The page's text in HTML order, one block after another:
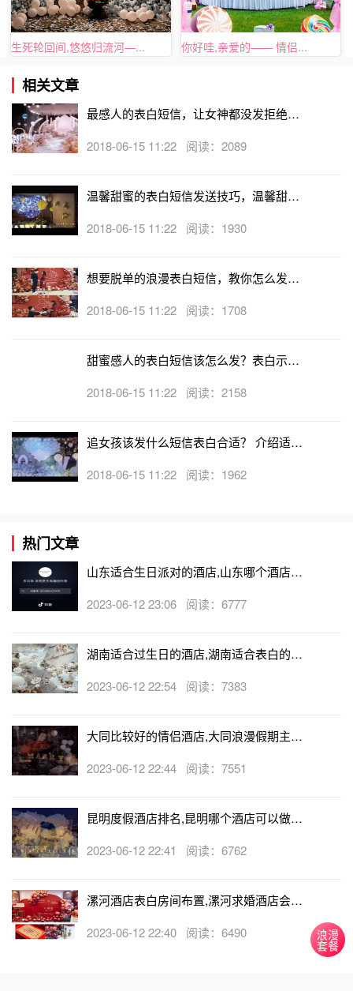
表白示爱短信大全
听你那熟悉的声音，其实真正想拨通的只是自己心底的一根
弦。
9.我想说可又怕你生气，于是还是让它代表我的心声吧，天
鹅飞去鸟不回，良字去头双人陪;受受又又不是爱，您无心
10.轻轻的风，轻轻的雨，轻轻的脚步走近你;轻轻地说，轻
生死轮回间,悠悠归流河—... 你好哇,亲爱的—— 情侣...
相关文章
最感人的表白短信，让女神都没发拒绝的
2018-06-15 11:22 阅读：2089
温馨甜蜜的表白短信发送技巧，温馨甜蜜
2018-06-15 11:22 阅读：1930
想要脱单的浪漫表白短信，教你怎么发表
2018-06-15 11:22 阅读：1708
甜蜜感人的表白短信该怎么发？表白示爱
2018-06-15 11:22 阅读：2158
追女孩该发什么短信表白合适？ 介绍适合
2018-06-15 11:22 阅读：1962
热门文章
山东适合生日派对的酒店,山东哪个酒店有
2023-06-12 23:06 阅读：6777
湖南适合过生日的酒店,湖南适合表白的酒
2023-06-12 22:54 阅读：7383
大同比较好的情侣酒店,大同浪漫假期主题
2023-06-12 22:44 阅读：7551
昆明度假酒店排名,昆明哪个酒店可以做求
2023-06-12 22:41 阅读：6762
漯河酒店表白房间布置,漯河求婚酒店会帮
2023-06-12 22:40 阅读：6490 浪漫
套餐